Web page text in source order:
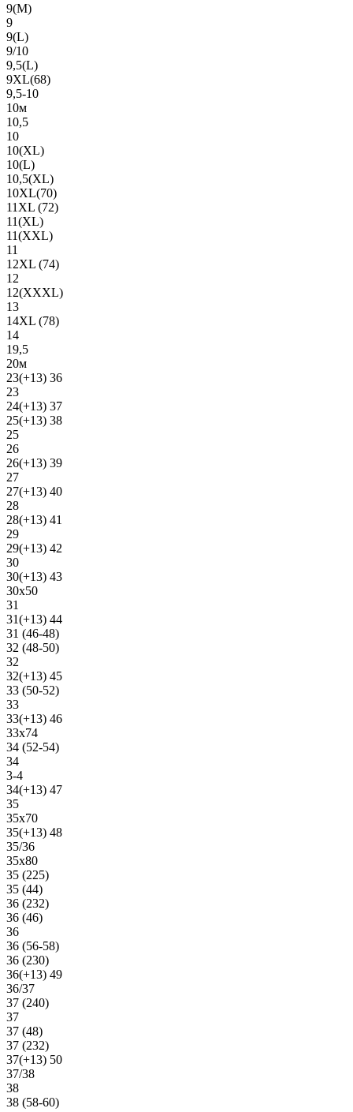
9(М)
9
9(L)
9/10
9,5(L)
9XL(68)
9,5-10
10м
10,5
10
10(XL)
10(L)
10,5(XL)
10XL(70)
11XL (72)
11(XL)
11(XXL)
11
12XL (74)
12
12(ХХХL)
13
14XL (78)
14
19,5
20м
23(+13) 36
23
24(+13) 37
25(+13) 38
25
26
26(+13) 39
27
27(+13) 40
28
28(+13) 41
29
29(+13) 42
30
30(+13) 43
30х50
31
31(+13) 44
31 (46-48)
32 (48-50)
32
32(+13) 45
33 (50-52)
33
33(+13) 46
33х74
34 (52-54)
34
3-4
34(+13) 47
35
35х70
35(+13) 48
35/36
35х80
35 (225)
35 (44)
36 (232)
36 (46)
36
36 (56-58)
36 (230)
36(+13) 49
36/37
37 (240)
37
37 (48)
37 (232)
37(+13) 50
37/38
38
38 (58-60)